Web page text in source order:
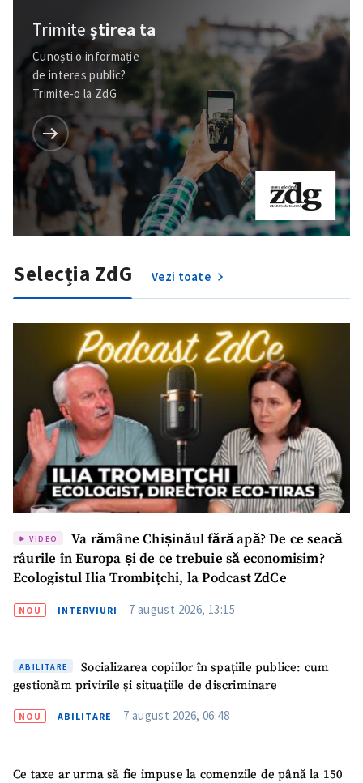
Trimiteștirea ta
Cunoști o informație
de interes public?
Trimite-o la ZdG
Selecția ZdG Vezi toate
VIDEO
Va rămâne Chișinăul fără apă? De ce seacă
râurile în Europa și de ce trebuie să economisim?
Ecologistul Ilia Trombițchi, la Podcast ZdCe
NOU INTERVIURI 7 august 2026, 13:15
ABILITARE
Socializarea copiilor în spațiile publice: cum
gestionăm privirile și situațiile de discriminare
NOU ABILITARE 7 august 2026, 06:48
Ce taxe ar urma să fie impuse la comenzile de până la 150